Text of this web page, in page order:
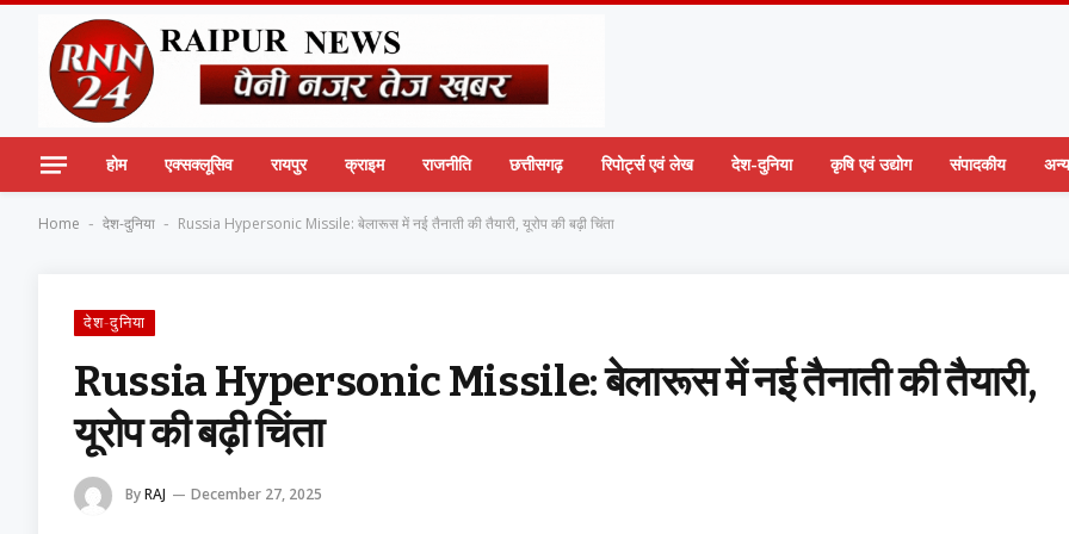
होम एक्सक्लूसिव रायपुर क्राइम राजनीति छत्तीसगढ़ रिपोर्ट्स एवं लेख देश-दुनिया कृषि एवं उद्योग संपादकीय अन्य
Home - देश-दुनिया - Russia Hypersonic Missile: बेलारूस में नई तैनाती की तैयारी, यूरोप की बढ़ी चिंता
देश-दुनिया
Russia Hypersonic Missile: बेलारूस में नई तैनाती की तैयारी,
यूरोप की बढ़ी चिंता
ByRAJ December 27, 2025